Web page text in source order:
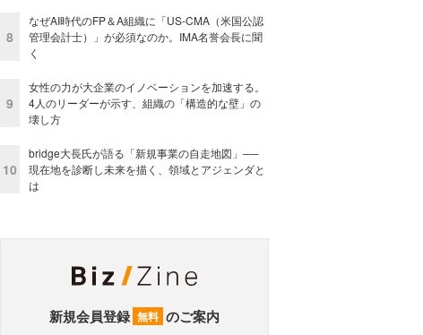
8
なぜAI時代のFP＆A組織に「US-CMA（米国公認
管理会計士）」が必須なのか。IMA名誉会長に聞
く
9
女性の力が大企業のイノベーションを加速する。
4人のリーダーが示す、組織の「構造的な壁」の
壊し方
10
bridge大長氏が語る「新規事業の自走地図」──
現在地を診断し未来を描く、領域とアジェンダと
は
新規会員登録 無料 のご案内